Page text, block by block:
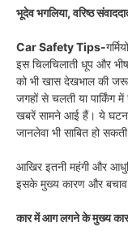
भूदेव भगलिया, वरिष्ठ
Car Safety Tips-
इस चिलचिलाती धूप और
को भी खास देखभाल की
जगहों से चलती या पार्किंग
खबरें सामने आई हैं। ये
जानलेवा भी साबित हो
आखिर इतनी महंगी और
इसके मुख्य कारण और
कार में आग लगने के मुख्य